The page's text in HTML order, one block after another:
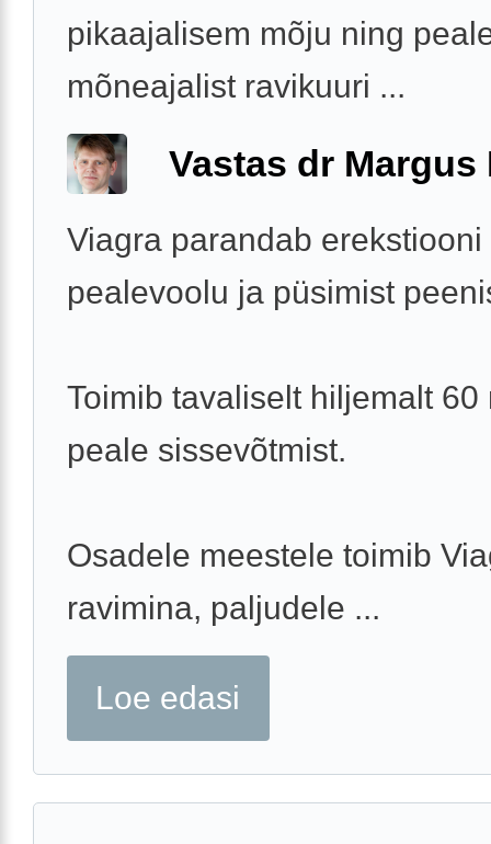
pikaajalisem mõju ning
mõneajalist ravikuuri ...
Vastas dr Margus
Viagra parandab
pealevoolu ja püsimist
Toimib tavaliselt hiljemalt 60
peale sissevõtmist.
Osadele meestele toimib
ravimina, paljudele ...
Loe edasi